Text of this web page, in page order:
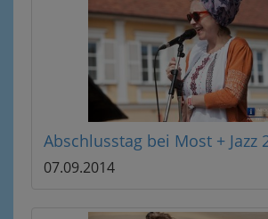
Abschlusstag bei Most + Jazz
07.09.2014